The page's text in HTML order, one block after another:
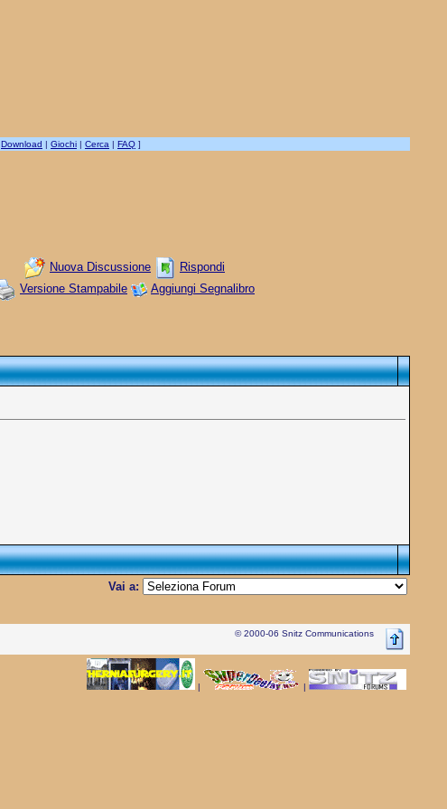
Download | Giochi | Cerca | FAQ ]
Nuova Discussione
Rispondi
Versione Stampabile
Aggiungi Segnalibro
Vai a:
© 2000-06 Snitz Communications
| |